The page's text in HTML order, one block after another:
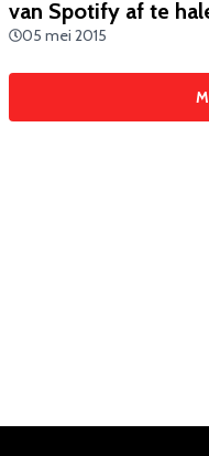
van Spotify af te
05 mei 2015